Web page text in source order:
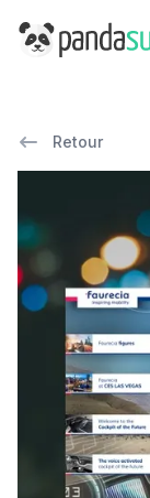
PandaSuite
Retour